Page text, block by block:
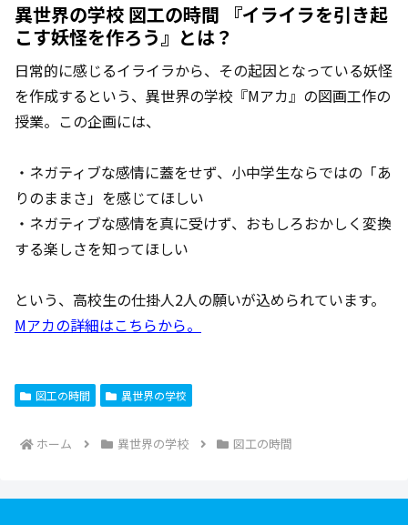
異世界の学校 図工の時間 『イライラを引き起
こす妖怪を作ろう』とは？
日常的に感じるイライラから、その起因となっている妖怪
を作成するという、異世界の学校『Mアカ』の図画工作の
授業。この企画には、
・ネガティブな感情に蓋をせず、小中学生ならではの「あ
りのままさ」を感じてほしい
・ネガティブな感情を真に受けず、おもしろおかしく変換
する楽しさを知ってほしい
という、高校生の仕掛人2人の願いが込められています。
Mアカの詳細はこちらから。
図工の時間 異世界の学校
ホーム 異世界の学校 図工の時間